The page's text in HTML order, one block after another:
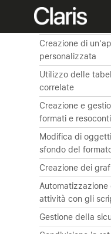
Anteprima e
informazioni
Creazione di
personalizzata
Utilizzo delle
correlate
Creazione e
formati e resoconti
Modifica di
sfondo del
Creazione dei
Automatizzazione
attività con gli
Gestione della